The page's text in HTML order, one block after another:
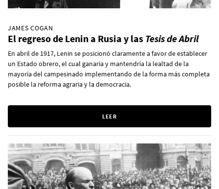
JAMES COGAN
El regreso de Lenin a Rusia y las Tesis de Abril
En abril de 1917, Lenin se posicionó claramente a favor de establecer
un Estado obrero, el cual ganaría y mantendría la lealtad de la
mayoría del campesinado implementando de la forma más completa
posible la reforma agraria y la democracia.
LEER